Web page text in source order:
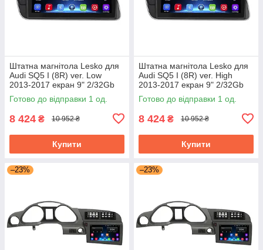
Штатна магнітола Lesko для
Audi SQ5 I (8R) ver. Low
2013-2017 екран 9" 2/32Gb
Wi-Fi GPS Base
Готово до відправки 1 од.
8 424 ₴ 10 952 ₴
Купити
Штатна магнітола Lesko для
Audi SQ5 I (8R) ver. High
2013-2017 екран 9" 2/32Gb
Wi-Fi GPS Base
Готово до відправки 1 од.
8 424 ₴ 10 952 ₴
Купити
–23% –23%